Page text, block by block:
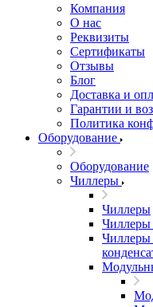
Компания
О нас
Реквизиты
Сертификаты
Отзывы
Блог
Доставка и
Гарантии и
Политика
Оборудование
Оборудование
Чиллеры
Чиллеры
Чиллеры
Чиллеры